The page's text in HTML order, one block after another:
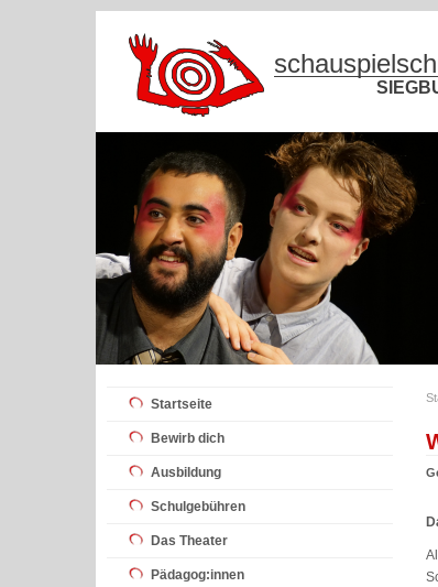
Startseite
Bewirb dich
Ausbildung
Schulgebühren
Das Theater
Pädagog:innen